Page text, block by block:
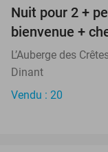
Nuit pour 2 +
bienvenue +
L’Auberge des
Dinant
Vendu : 20